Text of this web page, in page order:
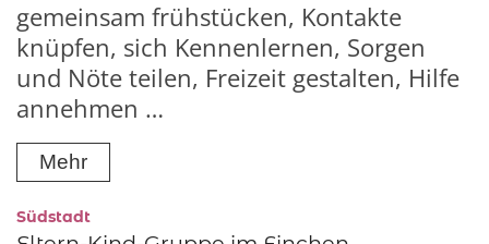
gemeinsam frühstücken, Kontakte
knüpfen, sich Kennenlernen, Sorgen
und Nöte teilen, Freizeit gestalten, Hilfe
annehmen …
Mehr
Südstadt: